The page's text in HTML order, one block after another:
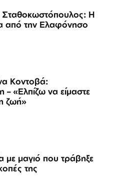
Σταθοκωστόπουλος: Η
από την Ελαφόνησο
Κοντοβά:
– «Ελπίζω να είμαστε
ζωή»
με μαγιό που τράβηξε
της